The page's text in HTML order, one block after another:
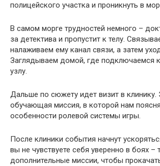
полицейского участка и проникнуть в
В самом морге трудностей немного –
за детектива и пропустит к телу.
налаживаем ему канал связи, а затем
Заглядываем домой, где подключаемся
узлу.
Дальше по сюжету идет визит в клинику.
обучающая миссия, в которой нам
особенности ролевой системы игры.
После клиники события начнут
вы не чувствуете себя уверенно в боях –
дополнительные миссии, чтобы